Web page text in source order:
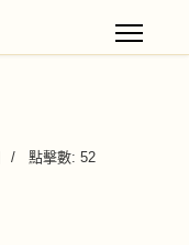
點擊數: 52